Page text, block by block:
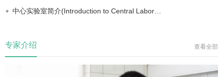
中心实验室简介(Introduction to Central Labor…
查看全部
专家介绍